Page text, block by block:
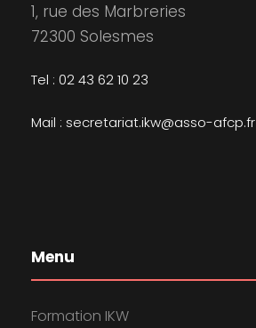
1, rue des Marbreries
72300 Solesmes
Tel : 02 43 62 10 23
Mail : secretariat.ikw@asso-afcp.fr
Menu
Formation IKW